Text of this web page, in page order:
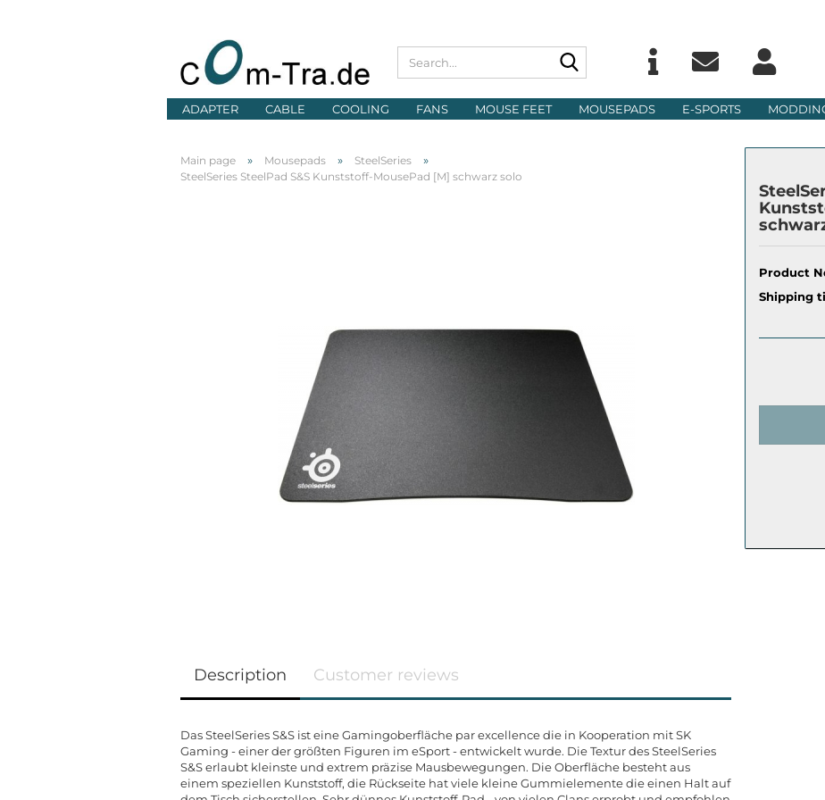
Change language
Delivery country
Email
ADAPTER CABLE COOLING FANS MOUSE FEET MOUSEPADS E-SPORTS
Main page » Mousepads » SteelSeries »
SteelSeries SteelPad S&S Kunststoff-MousePad [M] schwarz solo
Product
Shipping
Description Customer reviews
Das SteelSeries S&S ist eine Gamingoberfläche par excellence die in Kooperation mit SK
Gaming - einer der größten Figuren im eSport - entwickelt wurde. Die Textur des SteelSeries
S&S erlaubt kleinste und extrem präzise Mausbewegungen. Die Oberfläche besteht aus
einem speziellen Kunststoff, die Rückseite hat viele kleine Gummielemente die einen Halt auf